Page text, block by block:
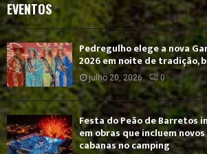
EVENTOS
Pedregulho elege a nova
2026 em noite de tradição,
julho 20, 2026 0
Festa do Peão de Barretos
em obras que incluem
cabanas no camping